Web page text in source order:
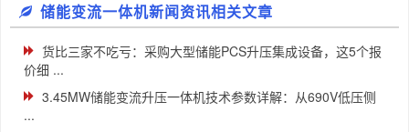
储能变流一体机新闻资讯相关文章
货比三家不吃亏：采购大型储能PCS升压集成设备，这5个报
价细 ...
3.45MW储能变流升压一体机技术参数详解：从690V低压侧
...